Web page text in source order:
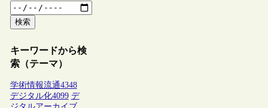
検索
キーワードから検
索（テーマ）
学術情報流通4348
デジタル化4099 デ